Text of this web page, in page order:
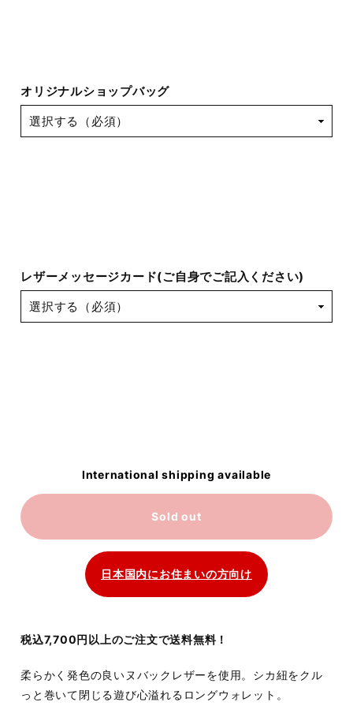
オリジナルショップバッグ
レザーメッセージカード(ご自身でご記入ください)
International shipping available
Sold out
日本国内にお住まいの方向け
税込7,700円以上のご注文で送料無料！
柔らかく発色の良いヌバックレザーを使用。シカ紐をクル
っと巻いて閉じる遊び心溢れるロングウォレット。